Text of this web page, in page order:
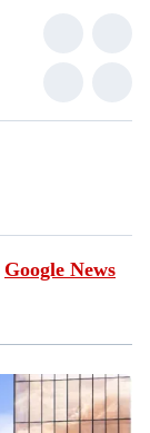
Google News